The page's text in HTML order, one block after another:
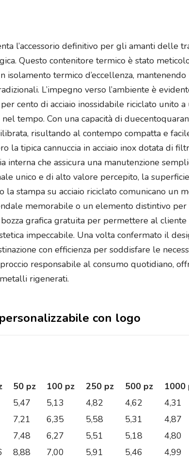
l’accessorio definitivo per gli amanti delle
Questo contenitore termico è stato
isolamento termico d’eccellenza,
L’impegno verso l’ambiente è
cento di acciaio inossidabile riciclato unito
tempo. Con una capacità di
risultando al contempo compatta e
la tipica cannuccia in acciaio inox dotata di
che assicura una manutenzione
unico e di alto valore percepito, la
la stampa su acciaio riciclato comunicano un
memorabile o un elemento distintivo per
grafica gratuita per permettere al
impeccabile. Una volta confermato il
con efficienza per soddisfare le
responsabile al consumo quotidiano,
rigenerati.
con logo
50 pz 100 pz 250 pz 500 pz 1000
5,47 5,13 4,82 4,62 4,31
7,21 6,35 5,58 5,31 4,87
7,48 6,27 5,51 5,18 4,80
8,88 7,00 5,91 5,46 4,99